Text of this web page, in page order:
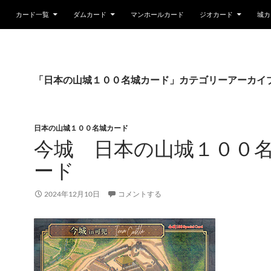
カード一覧 ダムカード マンホールカード ジオカード 城
「日本の山城１００名城カード」カテゴリーアーカイ
日本の山城１００名城カード
今城 日本の山城１００
ード
2024年12月10日 コメントする